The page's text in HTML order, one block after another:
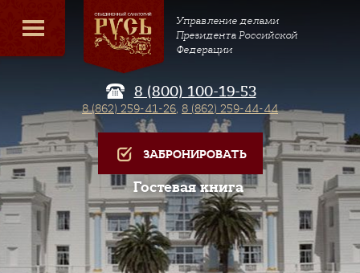
Управление делами
Президента Российской
Федерации
8 (800) 100-19-53
8 (862) 259-41-26, 8 (862) 259-44-44
ЗАБРОНИРОВАТЬ
Гостевая книга